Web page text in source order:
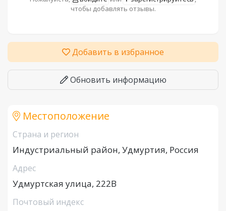
чтобы добавлять отзывы.
Добавить в избранное
Обновить информацию
Местоположение
Страна и регион
Индустриальный район, Удмуртия, Россия
Адрес
Удмуртская улица, 222В
Почтовый индекс